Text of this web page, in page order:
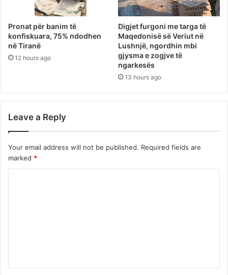
Pronat për banim të
konfiskuara, 75% ndodhen
në Tiranë
12 hours ago
Digjet furgoni me targa të
Maqedonisë së Veriut në
Lushnjë, ngordhin mbi
gjysma e zogjve të
ngarkesës
13 hours ago
Leave a Reply
Your email address will not be published. Required fields are
marked *
t